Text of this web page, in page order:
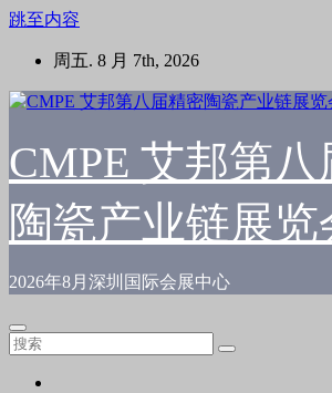
跳至内容
周五. 8 月 7th, 2026
CMPE 艾邦第八
陶瓷产业链展览
2026年8月深圳国际会展中心